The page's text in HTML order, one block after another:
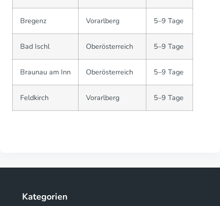
Bregenz Vorarlberg 5–9 Tage
Bad Ischl Oberösterreich 5–9 Tage
Braunau am Inn Oberösterreich 5–9 Tage
Feldkirch Vorarlberg 5–9 Tage
Kategorien